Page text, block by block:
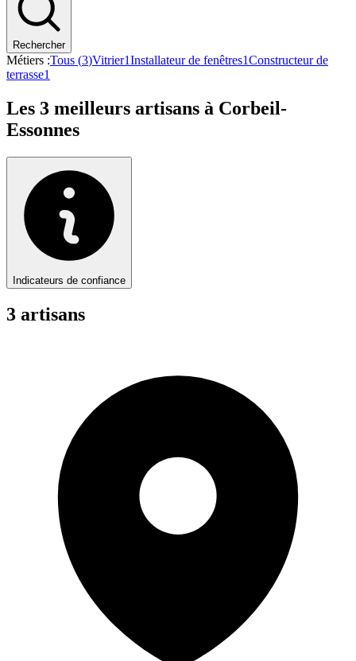
Rechercher
Métiers :Tous (3)Vitrier1Installateur de fenêtres1Constructeur de
terrasse1
Les 3 meilleurs artisans à Corbeil-
Essonnes
Indicateurs de confiance
3 artisans